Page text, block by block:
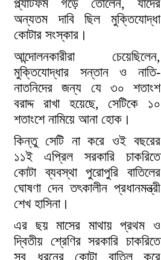
প্ল্যাটফর্ম গড়ে তোলেন, যাদের
অন্যতম দাবি ছিল মুক্তিযোদ্ধা
কোটার সংস্কার।
আন্দোলনকারীরা চেয়েছিলেন,
মুক্তিযোদ্ধার সন্তান ও নাতি-
নাতনিদের জন্য যে ৩০ শতাংশ
বরাদ্দ রাখা হয়েছে, সেটিকে ১০
শতাংশে নামিয়ে আনা হোক।
কিন্তু সেটি না করে ওই বছরের
১১ই এপ্রিল সরকারি চাকরিতে
কোটা ব্যবস্থা পুরোপুরি বাতিলের
ঘোষণা দেন তৎকালীন প্রধানমন্ত্রী
শেখ হাসিনা।
এর ছয় মাসের মাথায় প্রথম ও
দ্বিতীয় শ্রেণির সরকারি চাকরিতে
সব ধরনের কোটা বাতিল করে